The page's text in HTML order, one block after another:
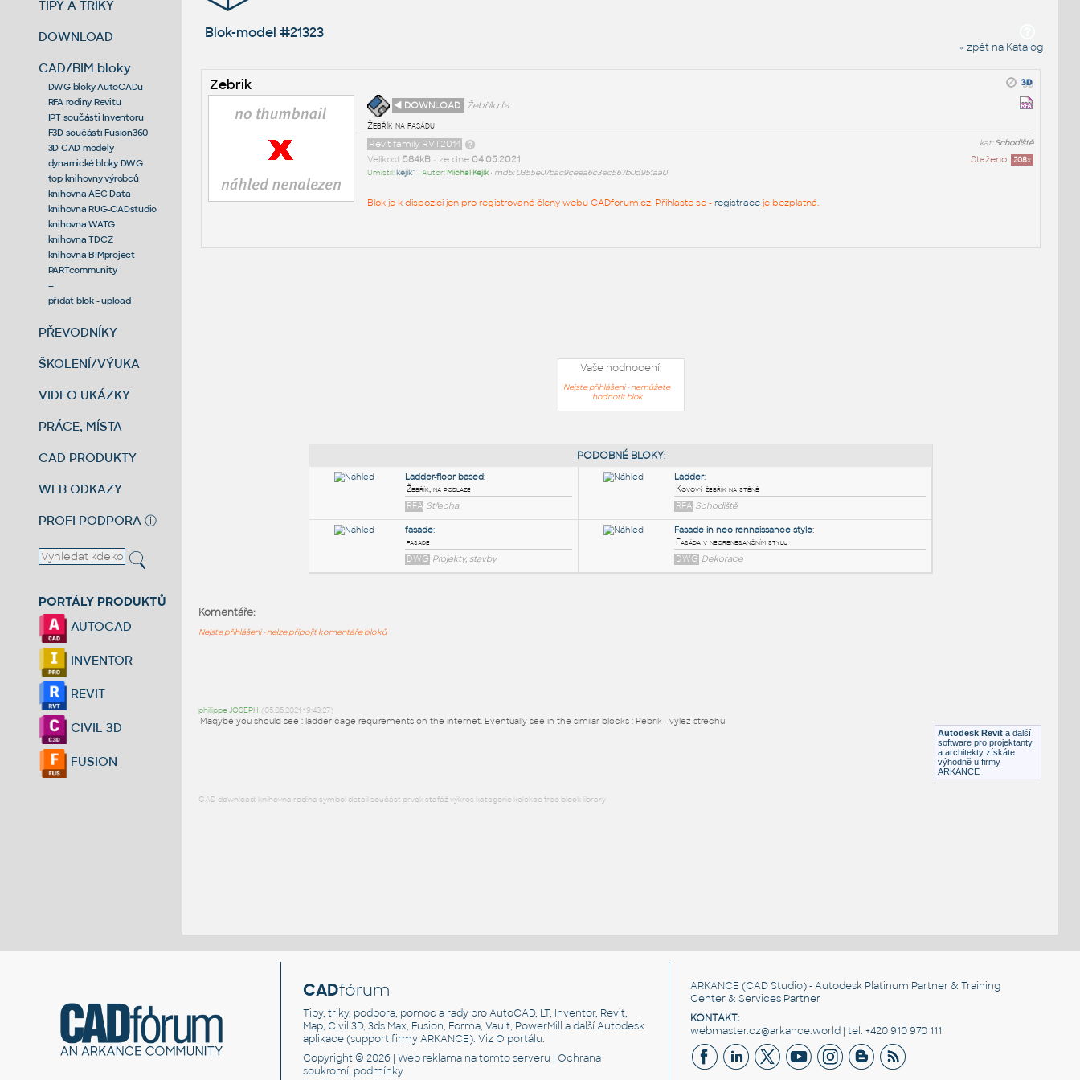
TIPY A TRIKY
DOWNLOAD
CAD/BIM bloky
DWG bloky AutoCADu
RFA rodiny Revitu
IPT součásti Inventoru
F3D součásti Fusion360
3D CAD modely
dynamické bloky DWG
top knihovny výrobců
knihovna AEC Data
knihovna RUG-CADstudio
knihovna WATG
knihovna TDCZ
knihovna BIMproject
PARTcommunity
--
přidat blok - upload
PŘEVODNÍKY
ŠKOLENÍ/VÝUKA
VIDEO UKÁZKY
PRÁCE, MÍSTA
CAD PRODUKTY
WEB ODKAZY
PROFI PODPORA ⓘ
PORTÁLY PRODUKTŮ
AUTOCAD
INVENTOR
REVIT
CIVIL 3D
FUSION
Blok-model #21323
« zpět na Katalog
Zebrik
◄ DOWNLOAD
Žebřík.rfa
Žebřík na fasádu
kat:Schodiště
Revit family RVT2014
Staženo: 208x
Velikost 584kB• ze dne 04.05.2021
Umístil: kejik^ • Autor: Michal Kejík• md5: 0355e07bac9ceea6c3ec567b0d951aa0
Blok je k dispozici jen pro registrované členy webu CADforum.cz. Přihlaste se - registraceje bezplatná.
Vaše hodnocení:
Nejste přihlášeni - nemůžete
hodnotit blok
DWG Projekty, stavby
Autodesk Revit a další
software pro projektanty
a architekty získáte
výhodně u firmy
ARKANCE
Komentáře:
Nejste přihlášeni - nelze připojit komentáře bloků
philippe JOSEPH (05.05.2021 19:43:27)
Maqybe you should see : ladder cage requirements on the internet. Eventually see in the similar blocks : Rebrik - vylez strechu
CAD download: knihovna rodina symbol detail součást prvek stafáž výkres kategorie kolekce free block library
CADfórum
Tipy, triky, podpora, pomoc a rady pro AutoCAD, LT, Inventor, Revit,
Map, Civil 3D, 3ds Max, Fusion, Forma, Vault, PowerMill a další Autodesk
aplikace (support firmy ARKANCE). VizO portálu.
Copyright © 2026 |Web reklama na tomto serveru |Ochrana
soukromí, podmínky
ARKANCE (CAD Studio) - Autodesk Platinum Partner & Training
Center & Services Partner
KONTAKT:
webmaster.cz@arkance.world | tel. +420 910 970 111